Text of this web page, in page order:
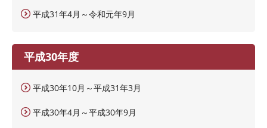
平成31年4月～令和元年9月
平成30年度
平成30年10月～平成31年3月
平成30年4月～平成30年9月